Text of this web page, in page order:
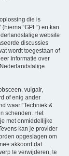
die is
(hierna “GPL”) en kan
website
discussies
wordt toegestaan of
informatie over
vulgair,
of enig ander
waar “Techniek &
schenden. Het
met onmiddellijke
kan je provider
opgeslagen om
akkoord dat
te verwijderen, te